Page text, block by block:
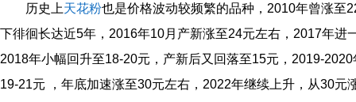
历史上天花粉也是价格波动较频繁的品种，2010年曾涨至
下徘徊长达近5年，2016年10月产新涨至24元左右，2017年进
2018年小幅回升至18-20元，产新后又回落至15元，2019-
19-21元 ，年底加速涨至30元左右，2022年继续上升，从30元